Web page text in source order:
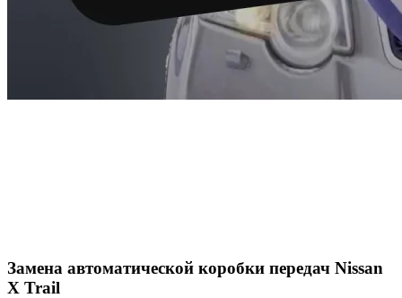
Замена автоматической коробки передач Nissan
X Trail